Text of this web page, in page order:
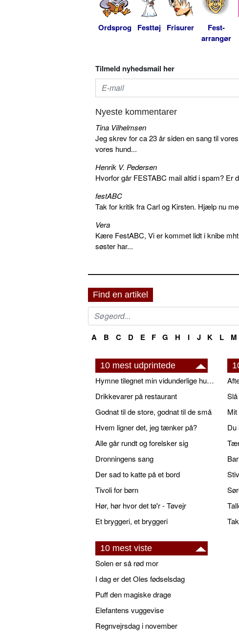
Ordsprog Festtøj Frisurer
Fest-
arrangør
Tilmeld nyhedsmail her
Nyeste kommentarer
Tina Vilhelmsen
Jeg skrev for ca 23 år siden en sang til
vores hund...
Henrik V. Pedersen
Hvorfor går FESTABC mail altid i spam? Er
festABC
Tak for kritik fra Carl og Kirsten. Hjælp nu
Vera
Kære FestABC, Vi er kommet lidt i knibe
søster har...
Find en artikel
A B C D E F G H I J K L M
10 mest udprintede
Hymne tilegnet min vidunderlige husbond
Drikkevarer på restaurant
Godnat til de store, godnat til de små
Hvem ligner det, jeg tænker på?
Alle går rundt og forelsker sig
Dronningens sang
Der sad to katte på et bord
Tivoli for børn
Hør, hør hvor det tø'r - Tøvejr
Et bryggeri, et bryggeri
Du
10 mest viste
Solen er så rød mor
I dag er det Oles fødselsdag
Puff den magiske drage
Elefantens vuggevise
Regnvejrsdag i november